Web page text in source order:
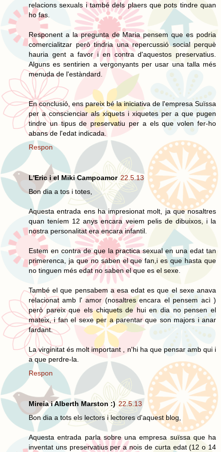
relacions sexuals i també dels plaers que pots tindre quan
ho fas.
Responent a la pregunta de Maria pensem que es podria
comercialitzar però tindria una repercussió social perquè
hauria gent a favor i en contra d'aquestos preservatius.
Alguns es sentirien a vergonyants per usar una talla més
menuda de l'estàndard.
En conclusió, ens pareix bé la iniciativa de l'empresa Suïssa
per a conscienciar als xiquets i xiquetes per a que pugen
tindre un tipus de preservatiu per a els que volen fer-ho
abans de l'edat indicada.
Respon
L'Eric i el Miki Campoamor 22.5.13
Bon dia a tos i totes,
Aquesta entrada ens ha impresionat molt, ja que nosaltres
quan teníem 12 anys encara veiem pelis de dibuixos, i la
nostra personalitat era encara infantil.
Estem en contra de que la practica sexual en una edat tan
primerenca, ja que no saben el que fan,i es que hasta que
no tinguen més edat no saben el que es el sexe.
També el que pensabem a esa edat es que el sexe anava
relacionat amb l' amor (nosaltres encara el pensem acì )
però pareix que els chiquets de hui en dia no pensen el
mateix, i fan el sexe per a parentar que son majors i anar
fardant.
La virginitat és molt important , n'hi ha que pensar amb qui i
a que perdre-la.
Respon
Mireia i Alberth Marston :) 22.5.13
Bon dia a tots els lectors i lectores d'aquest blog,
Aquesta entrada parla sobre una empresa suïssa que ha
inventat uns preservatius per a nois de curta edat (12 o 14